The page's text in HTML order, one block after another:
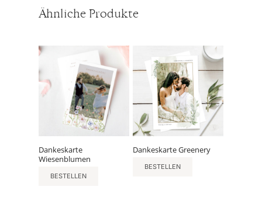
Ähnliche Produkte
Dankeskarte
Wiesenblumen
BESTELLEN
Dankeskarte Greenery
BESTELLEN